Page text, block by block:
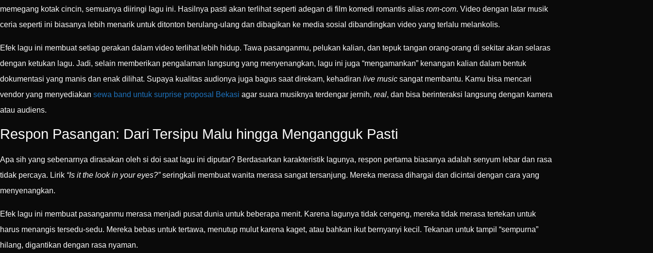
memegang kotak cincin, semuanya diiringi lagu ini. Hasilnya pasti akan terlihat seperti adegan di film komedi romantis alias rom-com. Video dengan latar musik
ceria seperti ini biasanya lebih menarik untuk ditonton berulang-ulang dan dibagikan ke media sosial dibandingkan video yang terlalu melankolis.
Efek lagu ini membuat setiap gerakan dalam video terlihat lebih hidup. Tawa pasanganmu, pelukan kalian, dan tepuk tangan orang-orang di sekitar akan selaras
dengan ketukan lagu. Jadi, selain memberikan pengalaman langsung yang menyenangkan, lagu ini juga “mengamankan” kenangan kalian dalam bentuk
dokumentasi yang manis dan enak dilihat. Supaya kualitas audionya juga bagus saat direkam, kehadiran live music sangat membantu. Kamu bisa mencari
vendor yang menyediakan sewa band untuk surprise proposal Bekasi agar suara musiknya terdengar jernih, real, dan bisa berinteraksi langsung dengan kamera
atau audiens.
Respon Pasangan: Dari Tersipu Malu hingga Mengangguk Pasti
Apa sih yang sebenarnya dirasakan oleh si doi saat lagu ini diputar? Berdasarkan karakteristik lagunya, respon pertama biasanya adalah senyum lebar dan rasa
tidak percaya. Lirik “Is it the look in your eyes?”seringkali membuat wanita merasa sangat tersanjung. Mereka merasa dihargai dan dicintai dengan cara yang
menyenangkan.
Efek lagu ini membuat pasanganmu merasa menjadi pusat dunia untuk beberapa menit. Karena lagunya tidak cengeng, mereka tidak merasa tertekan untuk
harus menangis tersedu-sedu. Mereka bebas untuk tertawa, menutup mulut karena kaget, atau bahkan ikut bernyanyi kecil. Tekanan untuk tampil “sempurna”
hilang, digantikan dengan rasa nyaman.